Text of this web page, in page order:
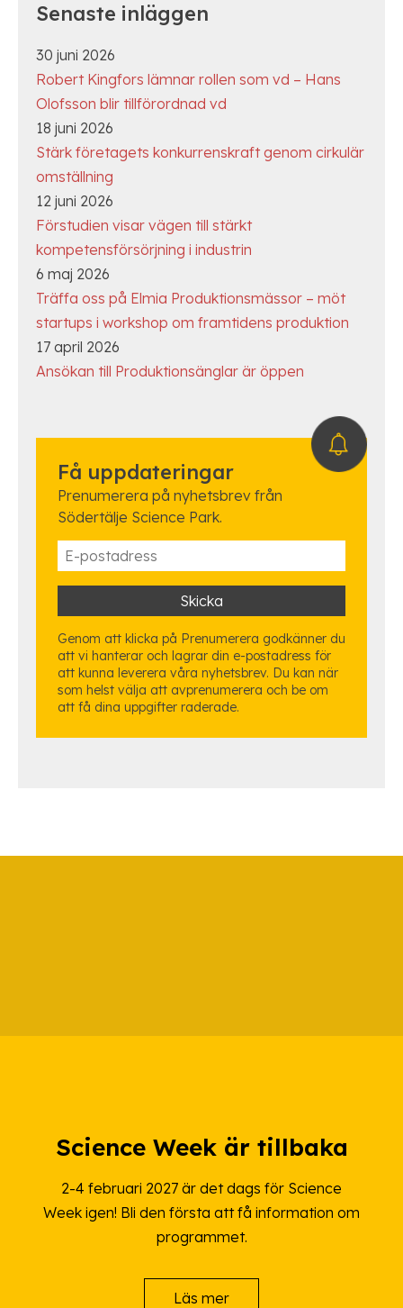
Senaste inläggen
30 juni 2026
Robert Kingfors lämnar rollen som vd – Hans
Olofsson blir tillförordnad vd
18 juni 2026
Stärk företagets konkurrenskraft genom cirkulär
omställning
12 juni 2026
Förstudien visar vägen till stärkt
kompetensförsörjning i industrin
6 maj 2026
Träffa oss på Elmia Produktionsmässor – möt
startups i workshop om framtidens produktion
17 april 2026
Ansökan till Produktionsänglar är öppen
Få uppdateringar
Prenumerera på nyhetsbrev från
Södertälje Science Park.
Genom att klicka på Prenumerera godkänner du
att vi hanterar och lagrar din e-postadress för
att kunna leverera våra nyhetsbrev. Du kan när
som helst välja att avprenumerera och be om
att få dina uppgifter raderade.
Science Week är tillbaka
2-4 februari 2027 är det dags för Science
Week igen! Bli den första att få information om
programmet.
Läs mer